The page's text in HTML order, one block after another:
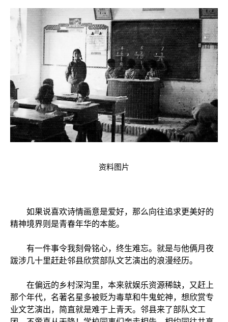
资料图片
如果说喜欢诗情画意是爱好，那么向往追求更美好的
精神境界则是青春年华的本能。
有一件事令我刻骨铭心，终生难忘。就是与他俩月夜
跋涉几十里赶赴邻县欣赏部队文艺演出的浪漫经历。
在偏远的乡村深沟里，本来就娱乐资源稀缺，又赶上
那个年代，名著名星多被贬为毒草和牛鬼蛇神，想欣赏专
业文艺演出，简直就是难于上青天。邻县来了部队文工